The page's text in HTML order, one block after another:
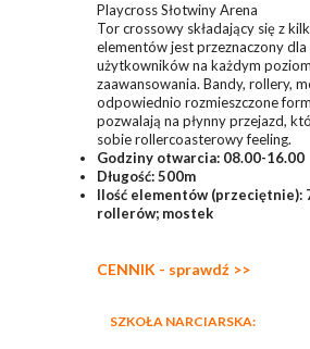
Playcross Słotwiny Arena
Tor crossowy składający się z
elementów jest przeznaczony dla
użytkowników na każdym
zaawansowania. Bandy, rollery,
odpowiednio rozmieszczone
pozwalają na płynny przejazd,
sobie rollercoasterowy feeling.
Godziny otwarcia: 08.00-16.00
Długość: 500m
Ilość elementów (przeciętnie):
rollerów; mostek
CENNIK - sprawdź >>
SZKOŁA NARCIARSKA: